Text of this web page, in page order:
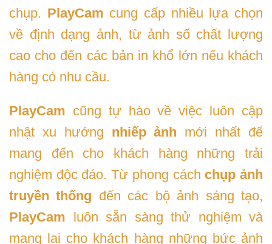
chụp. PlayCam cung cấp nhiều lựa chọn
về định dạng ảnh, từ ảnh số chất lượng
cao cho đến các bản in khổ lớn nếu khách
hàng có nhu cầu.
PlayCam cũng tự hào về việc luôn cập
nhật xu hướng nhiếp ảnh mới nhất để
mang đến cho khách hàng những trải
nghiệm độc đáo. Từ phong cách chụp ảnh
truyền thống đến các bộ ảnh sáng tạo,
PlayCam luôn sẵn sàng thử nghiệm và
mang lại cho khách hàng những bức ảnh